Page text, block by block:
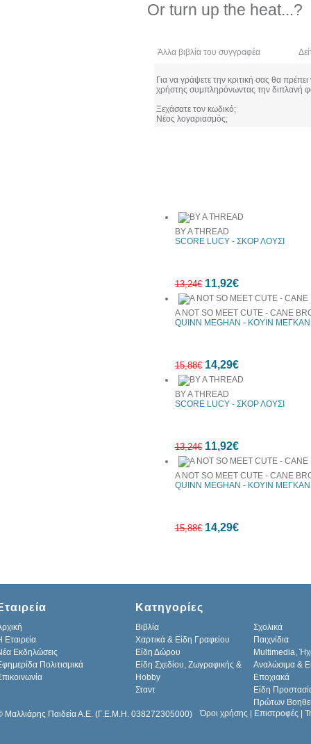
Or turn up the heat...?
Άλλα βιβλία του συγγραφέα
Για να γράψετε την κριτική σας θα
χρήστης συμπληρόνωντας την διπλανή
Ξεχάσατε τον κωδικό;
Νέος λογαριασμός;
BY A THREAD
SCORE LUCY - ΣΚΟΡ ΛΟΥΣΙ
13,24€ 11,92€
A NOT SO MEET CUTE - CANE
QUINN MEGHAN - ΚΟΥΙΝ ΜΕΓΚΑΝ
15,88€ 14,29€
BY A THREAD
SCORE LUCY - ΣΚΟΡ ΛΟΥΣΙ
13,24€ 11,92€
A NOT SO MEET CUTE - CANE
QUINN MEGHAN - ΚΟΥΙΝ ΜΕΓΚΑΝ
15,88€ 14,29€
Εταιρεία
Εκδηλώσεις
Πολιτισμικά
Κατηγορίες
Βιβλία
Σχολικά
Χαρτικά & Είδη Γραφείου
Παιχνίδια
Είδη Δώρου
Multimedia,
Είδη Σχεδίου, Ζωγραφικής &
Hobby
Αναλώσιμα &
Εποχιακά
Σταντ
Είδη
Πρώτων
Μαλλιάρης Παιδεία Α.Ε. (Γ.Ε.Μ.Η. 038272305000)
Όροι χρήσης Επιστροφές